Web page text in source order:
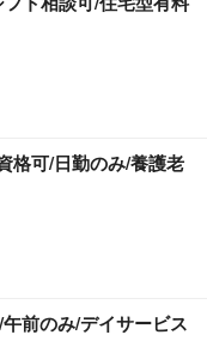
格可/日勤のみ/養護老
前のみ/デイサービス